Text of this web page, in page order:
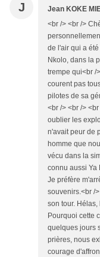
J Jean KOKE
<br /> <br />
de l'air qui a
Nkolo, dans la
trempe qui<br /
courent pas
pilotes de sa
<br /> <br />
oublier les
n'avait peur de
homme que
vécu dans la
connu aussi Ya
Je préfère
souvenirs.<br /
son tour.
Pourquoi cette
quelques jours
prières, nous
courage